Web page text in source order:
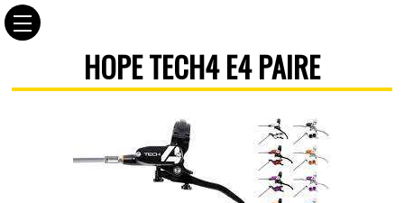
HOPE TECH4 E4 PAIRE